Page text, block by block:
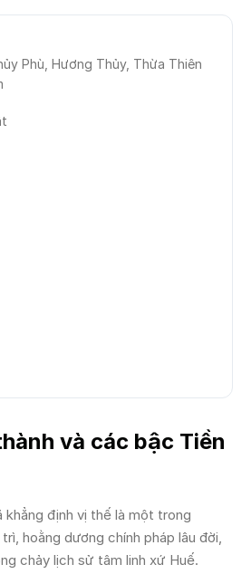
Phù, Hương Thủy, Thừa Thiên
và các bậc Tiền
khẳng định vị thế là một trong
hoằng dương chính pháp lâu đời,
chảy lịch sử tâm linh xứ Huế.